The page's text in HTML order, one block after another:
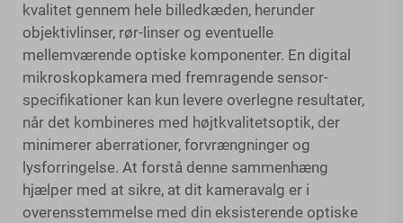
kvalitet gennem hele billedkæden, herunder
objektivlinser, rør-linser og eventuelle
mellemværende optiske komponenter. En digital
mikroskopkamera med fremragende sensor-
specifikationer kan kun levere overlegne resultater,
når det kombineres med højtkvalitetsoptik, der
minimerer aberrationer, forvrængninger og
lysforringelse. At forstå denne sammenhæng
hjælper med at sikre, at dit kameravalg er i
overensstemmelse med din eksisterende optiske